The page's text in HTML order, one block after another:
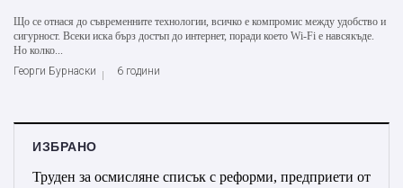
Що се отнася до съвременните технологии, всичко е компромис между удобство и
сигурност. Всеки иска бърз достъп до интернет, поради което Wi-Fi е навсякъде.
Но колко...
Георги Бурнаски
6 години
ИЗБРАНО
Труден за осмисляне списък с реформи, предприети от